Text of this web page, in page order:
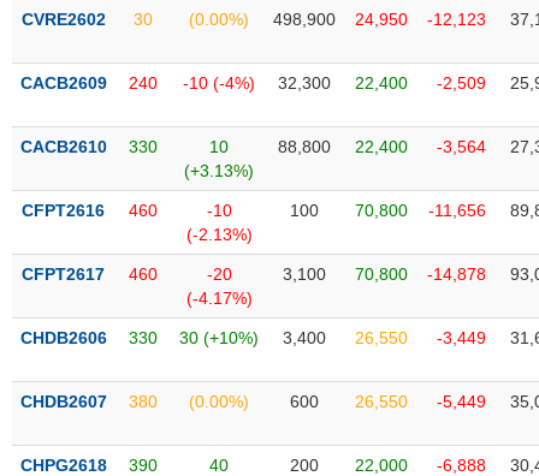
CVRE2602 30 (0.00%) 498,900 24,950 -12,123
CACB2609 240 -10 (-4%) 32,300 22,400 -2,509
CACB2610 330
10
(+3.13%)
88,800 22,400 -3,564
CFPT2616 460
-10
(-2.13%)
100 70,800 -11,656
CFPT2617 460
-20
(-4.17%)
3,100 70,800 -14,878
CHDB2606 330 30 (+10%) 3,400 26,550 -3,449
CHDB2607 380 (0.00%) 600 26,550 -5,449
CHPG2618 390
40
200 22,000 -6,888
VỤ
THÔNG
TIỆN
ÍCH
BẤT
SẢN